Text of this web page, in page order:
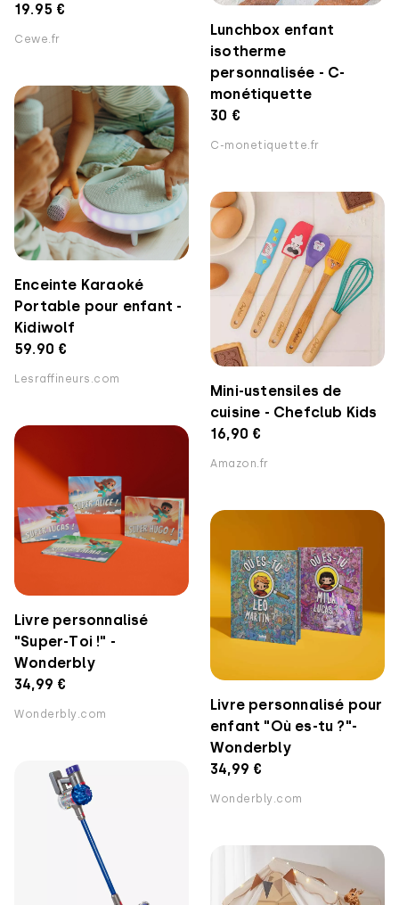
Lunchbox enfant
isotherme
personnalisée - C-
monétiquette
30 €
C-monetiquette.fr
19.95 €
Cewe.fr
Enceinte Karaoké
Portable pour enfant -
Kidiwolf
59.90 €
Lesraffineurs.com
Mini-ustensiles de
cuisine - Chefclub Kids
16,90 €
Amazon.fr
Livre personnalisé
"Super-Toi !" -
Wonderbly
34,99 €
Wonderbly.com
Livre personnalisé pour
enfant "Où es-tu ?"-
Wonderbly
34,99 €
Wonderbly.com